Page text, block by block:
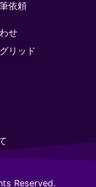
依頼
せ
リッド
Reserved.